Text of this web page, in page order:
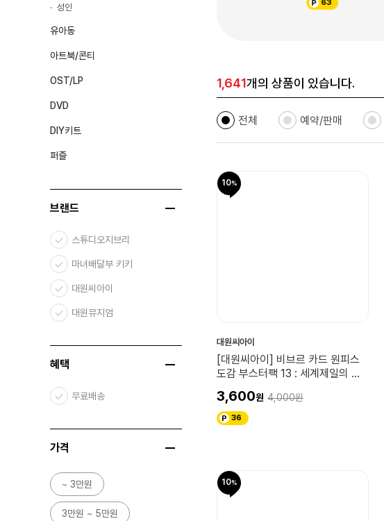
성인
유아동
아트북/콘티
OST/LP
DVD
DIY키트
퍼즐
브랜드
스튜디오지브리
마녀배달부 키키
대원씨아이
대원뮤지엄
혜택
무료배송
가격
~ 3만원
3만원 ~ 5만원
1,641개의 상품이 있습니다.
전체 예약/판매
10
대원씨아이
[대원씨아이] 비브르 카드 원피스
도감 부스터팩 13 : 세계제일의 조
3,600 4,000
36
10